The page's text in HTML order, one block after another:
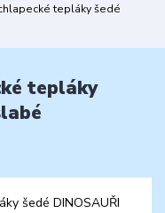
tepláky šedé
tepláky